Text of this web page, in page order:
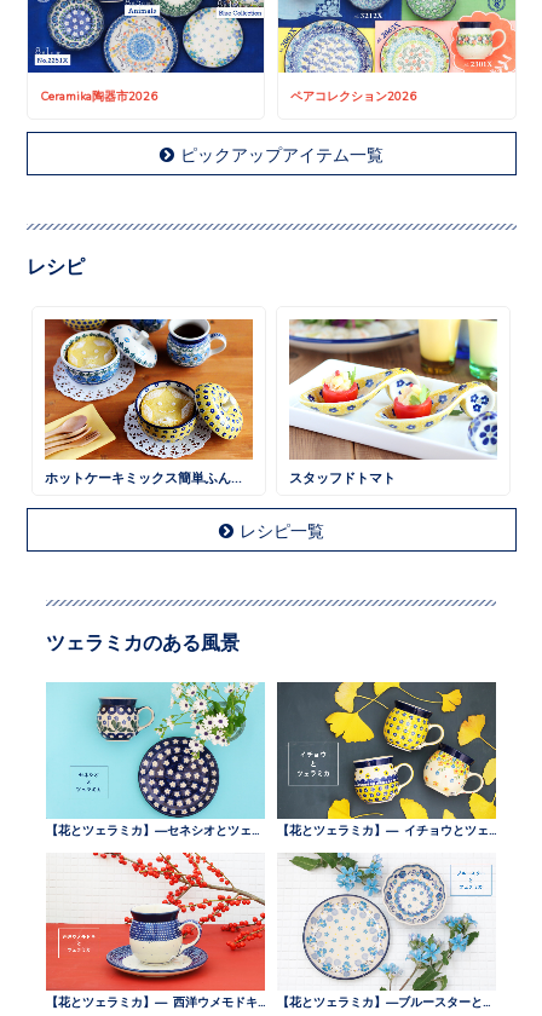
Ceramika陶器市2026 ペアコレクション2026
ピックアップアイテム一覧
レシピ
スタッフドトマト
レシピ一覧
ツェラミカのある風景